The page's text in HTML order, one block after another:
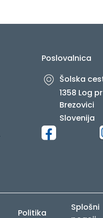
O NAS
Poslovalnica
Šolska
1358 Log
Brezovici
Slovenija
Politika
Splošni